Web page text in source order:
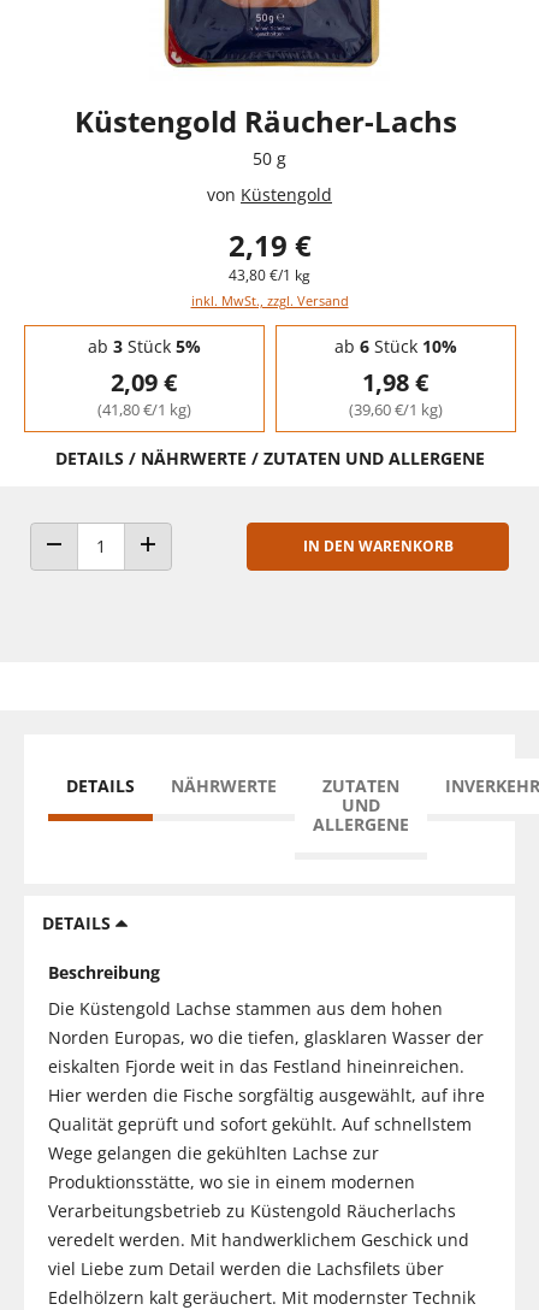
Küstengold Räucher-Lachs
50 g
von Küstengold
2,19 €
43,80 €/1 kg
inkl. MwSt., zzgl. Versand
Staffelpreise - Mengenrabatt
ab 3Stück 5%
2,09 €
(41,80 €/1 kg)
ab 6Stück 10%
1,98 €
(39,60 €/1 kg)
DETAILS / NÄHRWERTE / ZUTATEN UND ALLERGENE
ANZAHL VERRINGERNANZAHL ERHÖHEN
IN DEN WARENKORB
DETAILS NÄHRWERTE
ZUTATEN
UND
ALLERGENE
DETAILS
Beschreibung
Die Küstengold Lachse stammen aus dem hohen
Norden Europas, wo die tiefen, glasklaren Wasser der
eiskalten Fjorde weit in das Festland hineinreichen.
Hier werden die Fische sorgfältig ausgewählt, auf ihre
Qualität geprüft und sofort gekühlt. Auf schnellstem
Wege gelangen die gekühlten Lachse zur
Produktionsstätte, wo sie in einem modernen
Verarbeitungsbetrieb zu Küstengold Räucherlachs
veredelt werden. Mit handwerklichem Geschick und
viel Liebe zum Detail werden die Lachsfilets über
Edelhölzern kalt geräuchert. Mit modernster Technik